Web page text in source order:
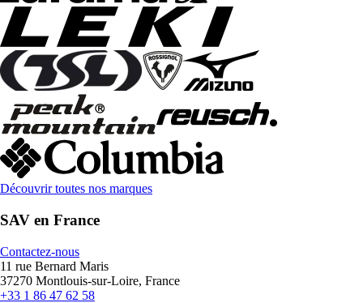
Découvrir toutes nos marques
SAV en France
Contactez-nous
11 rue Bernard Maris
37270 Montlouis-sur-Loire, France
+33 1 86 47 62 58